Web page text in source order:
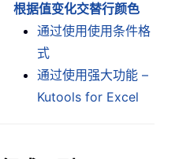
根据值变化交替行颜色
通过使用使用条件格
式
通过使用强大功能 –
Kutools for Excel